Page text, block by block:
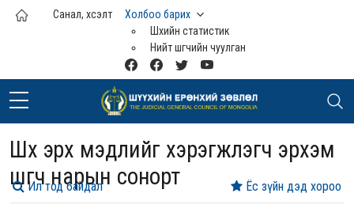
Үндсэн агуулга руу шилжих
Санал, хүсэлт
Холбоо барих
Шүүхийн статистик
Нийт шүүгчийн чуулган
Шүүх эрх мэдлийг хэрэгжүүлэгч эрхэм
шүүгч нарын сонорт
Ёс зүйн дэд хороо
Ил тод байдал